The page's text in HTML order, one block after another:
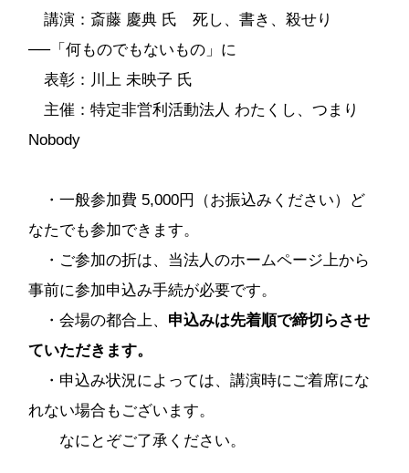
講演：斎藤 慶典 氏 死し、書き、殺せり
──「何ものでもないもの」に
表彰：川上 未映子 氏
主催：特定非営利活動法人 わたくし、つまり
Nobody
・一般参加費 5,000円（お振込みください）ど
なたでも参加できます。
・ご参加の折は、当法人のホームページ上から
事前に参加申込み手続が必要です。
・会場の都合上、 申込みは先着順で締切らさせ
ていただきます。
・申込み状況によっては、講演時にご着席にな
れない場合もございます。
なにとぞご了承ください。